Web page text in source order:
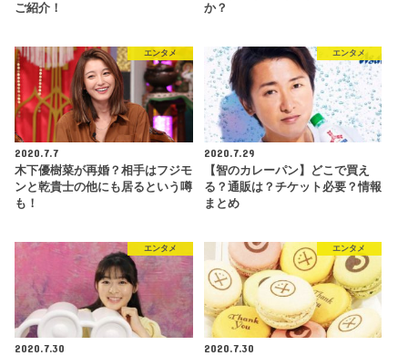
ご紹介！
か？
エンタメ
2020.7.7
木下優樹菜が再婚？相手はフジモ
ンと乾貴士の他にも居るという噂
も！
エンタメ
2020.7.29
【智のカレーパン】どこで買え
る？通販は？チケット必要？情報
まとめ
エンタメ
2020.7.30
エンタメ
2020.7.30